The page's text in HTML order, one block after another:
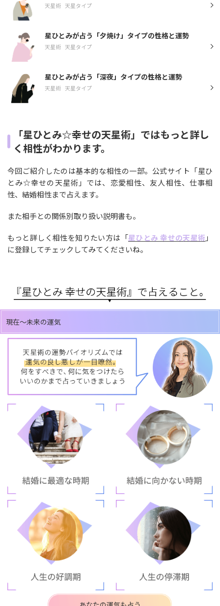
天星術 天星タイプ
星ひとみが占う「夕焼け」タイプの性格と運勢
天星術 天星タイプ
星ひとみが占う「深夜」タイプの性格と運勢
天星術 天星タイプ
「星ひとみ☆幸せの天星術」ではもっと詳し
く相性がわかります。
今回ご紹介したのは基本的な相性の一部。公式サイト「星ひ
とみ☆幸せの天星術」では、恋愛相性、友人相性、仕事相
性、結婚相性まで占えます。
また相手との関係別取り扱い説明書も。
もっと詳しく相性を知りたい方は「星ひとみ 幸せの天星術 」
に登録してチェックしてみてくださいね。
現在～未来の運気